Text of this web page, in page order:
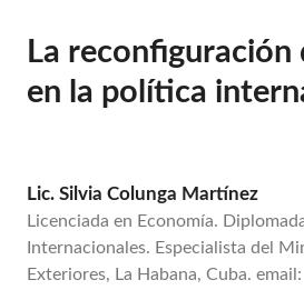
La reconfiguración
en la política
Lic. Silvia Colunga Martínez
Licenciada en Economía.
Internacionales. Especialista del
Exteriores, La Habana, Cuba. email: